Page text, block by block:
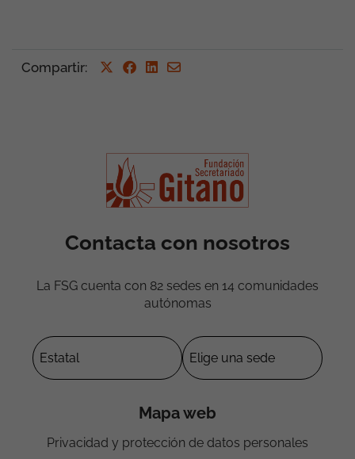
Compartir:
Contacta con nosotros
La FSG cuenta con 82 sedes en 14 comunidades
autónomas
Mapa web
Privacidad y protección de datos personales